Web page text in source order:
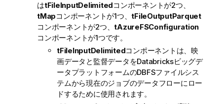
はtFileInputDelimitedコンポーネントが2つ、
tMapコンポーネントが1つ、tFileOutputParquet
コンポーネントが2つ、tAzureFSConfiguration
コンポーネントが1つです。
tFileInputDelimitedコンポーネントは、映
画データと監督データをDatabricksビッグデ
ータプラットフォームのDBFSファイルシス
テムから現在のジョブのデータフローにロー
ドするために使用されます。